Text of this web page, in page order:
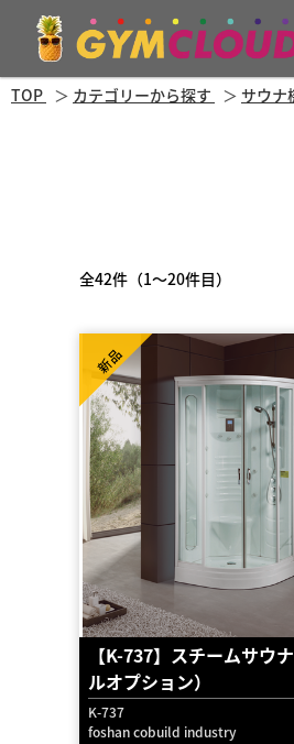
TOP カテゴリーから探す サウナ
全42件（1～20件目）
【K-737】スチームサウ
ルオプション）
K-737
foshan cobuild industry
新品